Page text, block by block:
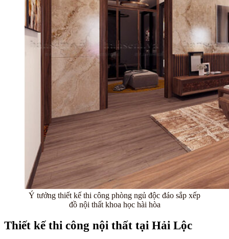
Ý tưởng thiết kế thi công phòng ngủ độc đáo sắp xếp
đồ nội thất khoa học hài hòa
Thiết kế thi công nội thất tại Hải Lộc